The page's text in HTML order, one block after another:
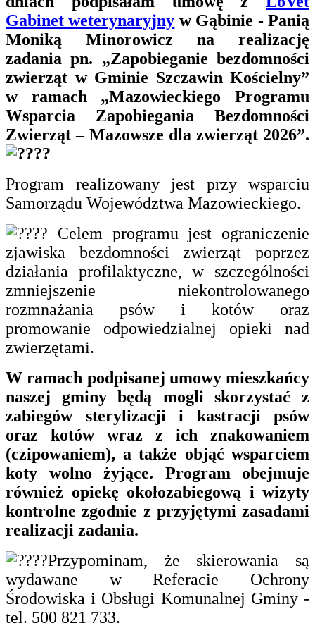
Gabinet weterynaryjny w Gąbinie - Panią
Moniką Minorowicz na realizację
zadania pn. „Zapobieganie bezdomności
zwierząt w Gminie Szczawin Kościelny”
w ramach „Mazowieckiego Programu
Wsparcia Zapobiegania Bezdomności
Zwierząt – Mazowsze dla zwierząt 2026”.
Program realizowany jest przy wsparciu
Samorządu Województwa Mazowieckiego.
Celem programu jest ograniczenie
zjawiska bezdomności zwierząt poprzez
działania profilaktyczne, w szczególności
zmniejszenie niekontrolowanego
rozmnażania psów i kotów oraz
promowanie odpowiedzialnej opieki nad
zwierzętami.
W ramach podpisanej umowy mieszkańcy
naszej gminy będą mogli skorzystać z
zabiegów sterylizacji i kastracji psów
oraz kotów wraz z ich znakowaniem
(czipowaniem), a także objąć wsparciem
koty wolno żyjące. Program obejmuje
również opiekę okołozabiegową i wizyty
kontrolne zgodnie z przyjętymi zasadami
realizacji zadania.
Przypominam, że skierowania są
wydawane w Referacie Ochrony
Środowiska i Obsługi Komunalnej Gminy -
tel. 500 821 733.